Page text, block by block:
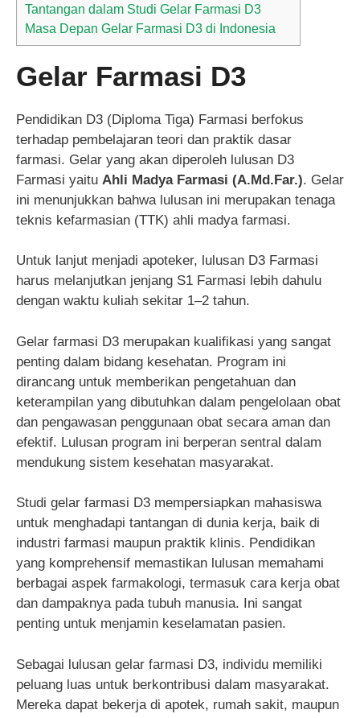
Tantangan dalam Studi Gelar Farmasi D3
Masa Depan Gelar Farmasi D3 di Indonesia
Gelar Farmasi D3
Pendidikan D3 (Diploma Tiga) Farmasi berfokus
terhadap pembelajaran teori dan praktik dasar
farmasi. Gelar yang akan diperoleh lulusan D3
Farmasi yaitu Ahli Madya Farmasi (A.Md.Far.). Gelar
ini menunjukkan bahwa lulusan ini merupakan tenaga
teknis kefarmasian (TTK) ahli madya farmasi.
Untuk lanjut menjadi apoteker, lulusan D3 Farmasi
harus melanjutkan jenjang S1 Farmasi lebih dahulu
dengan waktu kuliah sekitar 1–2 tahun.
Gelar farmasi D3 merupakan kualifikasi yang sangat
penting dalam bidang kesehatan. Program ini
dirancang untuk memberikan pengetahuan dan
keterampilan yang dibutuhkan dalam pengelolaan obat
dan pengawasan penggunaan obat secara aman dan
efektif. Lulusan program ini berperan sentral dalam
mendukung sistem kesehatan masyarakat.
Studi gelar farmasi D3 mempersiapkan mahasiswa
untuk menghadapi tantangan di dunia kerja, baik di
industri farmasi maupun praktik klinis. Pendidikan
yang komprehensif memastikan lulusan memahami
berbagai aspek farmakologi, termasuk cara kerja obat
dan dampaknya pada tubuh manusia. Ini sangat
penting untuk menjamin keselamatan pasien.
Sebagai lulusan gelar farmasi D3, individu memiliki
peluang luas untuk berkontribusi dalam masyarakat.
Mereka dapat bekerja di apotek, rumah sakit, maupun